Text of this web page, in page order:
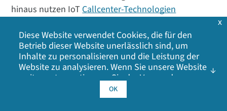
hinaus nutzen IoTCallcenter-Technologien
wertvolle Einblicke in das Kundenverhalten zu
liefern, sodass sie einen gezielteren und proaktiveren
Support bieten können.
Verbesserung der
Kundenzufriedenheit, Verringerung der
Diese Website verwendet Cookies, die für den
Betrieb dieser Website unerlässlich sind, um
Inhalte zu personalisieren und die Leistung der
Website zu analysieren. Wenn Sie unsere Website
weiter nutzen, stimmen Sie der Verwendung
unserer Cookies zu. Klicken Sie auf OK, um Ihr
Einverständnis mit unsererCookie-Richtlinie
OK
x